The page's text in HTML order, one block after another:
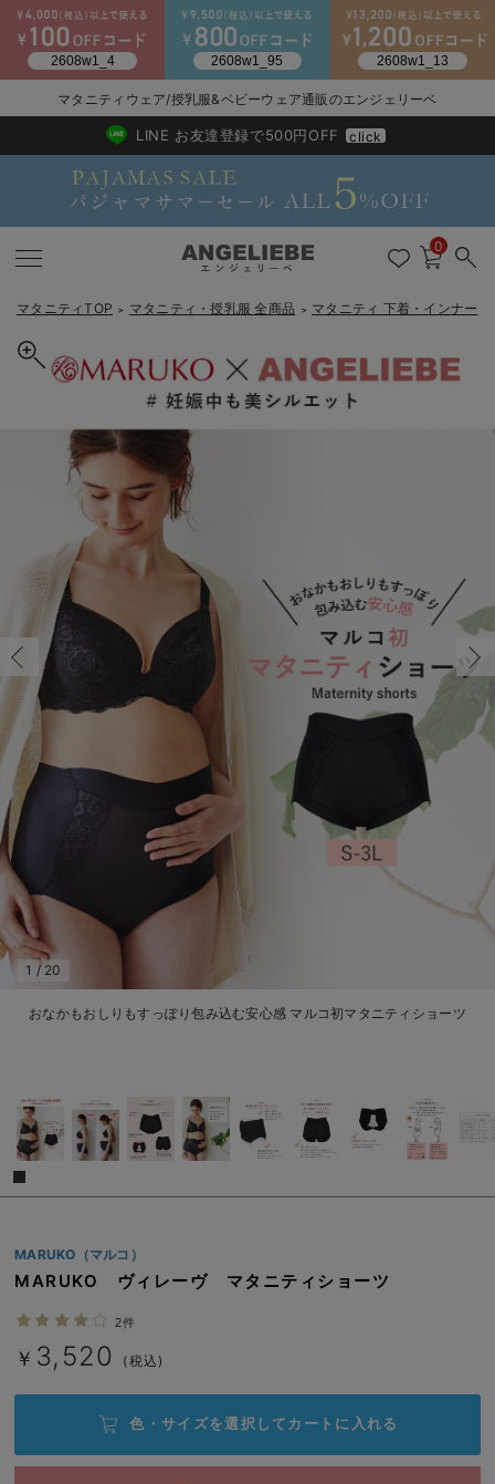
戻る
マタニティ ワンピース
マタニティ パンツ
マタニティ スカート
マタニティ トップス
マタニティ アウター（コート）・ママコート
戻る
マタニティ ショーツ
妊婦帯・腹帯・産前ガードル
マタニティ 授乳 キャミソール
産褥ショーツ
骨盤・マタニティベルト （妊娠中・産後）
産後 ガードル インナー
マタニティ 腹巻き
戻る
授乳ワンピース
授乳トップス
戻る
マタニティ スーツ
マタニティ オフィス 通勤服
マタニティ ドレス（結婚式・お呼ばれ）
マタニティ フォーマル パンツ・ボトムス
戻る
妊婦用 抱き枕・授乳クッション
授乳 ケープ
戻る
マタニティストッキング・タイツ
マタニティレギンス
戻る
妊娠線クリーム
戻る
【アウトレット】ワンピース
【アウトレット】トップス・授乳トップス
【アウトレット】ボトムス
【アウトレット】パジャマ
【アウトレット】インナー
【アウトレット】ベビー
戻る
抗菌防臭加工
見えてもカワイイ
コットン素材
冷房対策
接触冷感素材
Tシャツブラ
ブラトップ
親子セット
快適機能ウェア特集 トップス
快適機能ウェア特集 ボトムス
快適機能ウェア特集 パジャマ
erbaviva（エルバビーバ）
ハレの日に着るANGELIEBEのセレモニー
買って正解！高評価レビューアイテム
便利な育児家電
Gift Selection 出産祝い
保育園・入園準備特集
戻る
再入荷｜インナー
再入荷｜アウター
戻る
スカート
パジャマ
インナー
戻る
MAX55%OFF ブラックフ
戻る
戻る
戻る
戻る
戻る
戻る
オフィス
戻る
きれいめ美脚パンツ派
ツィード派
王道シンプル派
セットアップ派
戻る
戻る
戻る
戻る
戻る
戻る
短肌着
セット
戻る
快適ウェア10%OFF
戻る
ジャンパースカート/
ワーク・オフィス
カジュアル
フォーマル / オケー
あったかアイテム｜
戻る
10,001円（税込）〜
女の子におススメの
男の子におススメの
定番ギフト
もらって嬉しいギフト
かわいくておもしろ
何枚あっても嬉しい
長く使えるアイテム
戻る
保温&リカバリー
レギンス・タイツ
カップ付きインナー
あったか度◎
裏起毛素材
戻る
戻る
【冬のあったか特集
マタニティウェア/授乳服&ベビーウェア通販のエンジェリーベ
2026/NewArrival
送料495円(一部地域を除く) 7,700円以上で送料無料
LINE お友達登録で500円OFF click
0
マタニティTOP ＞ マタニティ・授乳服 全商品 ＞ マタニティ 下着・インナー
おなかもおしりもすっぽり包み込む安心感 マルコ初マタニティショーツ
1 / 20
MARUKO（マルコ）
MARUKO ヴィレーヴ マタニティショーツ
2件
￥ 3,520 (税込)
色・サイズを選択して カートに入れる
カートに入れる
MARUKO ヴィレーヴ マタニティショーツ
ブラック
S/残り1点
S/残り1点
￥3,520
カートに入れる
M/在庫なし
M/在庫なし
￥3,520
売り切れ
L/在庫なし
L/在庫なし
￥3,520
LL/在庫なし
￥3,520
3L/在庫なし
￥3,520